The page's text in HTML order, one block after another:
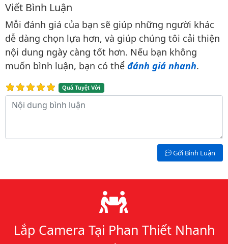
Bình luận & Đánh giá
Viết Bình Luận
Mỗi đánh giá của bạn sẽ giúp những người khác
dễ dàng chọn lựa hơn, và giúp chúng tôi cải thiện
nội dung ngày càng tốt hơn. Nếu bạn không
muốn bình luận, bạn có thể đánh giá nhanh.
Quá Tuyệt Vời
Nội dung bình luận
Gởi Bình Luận
Lý do chọn chúng tôi
Lắp Camera Tại Phan Thiết Nhanh